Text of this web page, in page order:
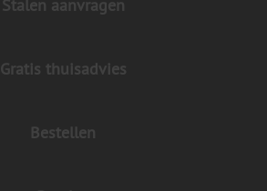
Stalen aanvragen
Gratis thuisadvies
Bestellen